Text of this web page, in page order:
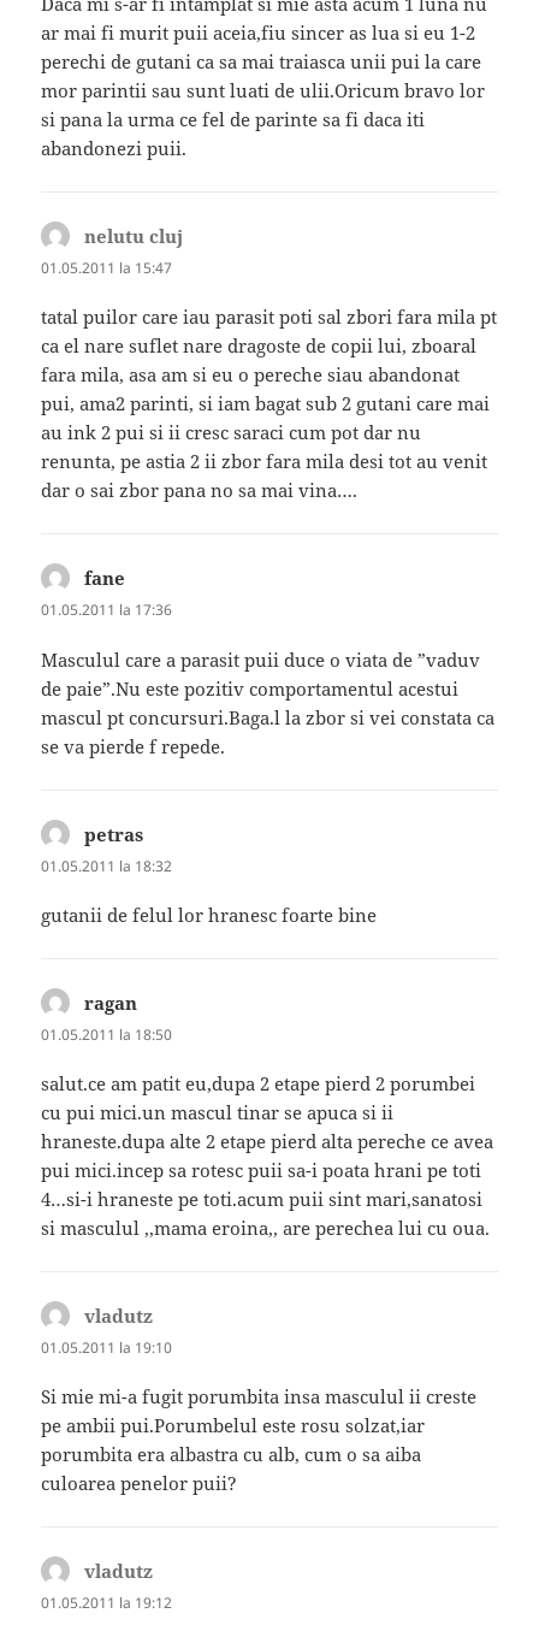
ar mai fi murit puii aceia,fiu sincer as lua si eu 1-2
perechi de gutani ca sa mai traiasca unii pui la care
mor parintii sau sunt luati de ulii.Oricum bravo lor
si pana la urma ce fel de parinte sa fi daca iti
abandonezi puii.
nelutu cluj
01.05.2011 la 15:47
tatal puilor care iau parasit poti sal zbori fara mila pt
ca el nare suflet nare dragoste de copii lui, zboaral
fara mila, asa am si eu o pereche siau abandonat
pui, ama2 parinti, si iam bagat sub 2 gutani care mai
au ink 2 pui si ii cresc saraci cum pot dar nu
renunta, pe astia 2 ii zbor fara mila desi tot au venit
dar o sai zbor pana no sa mai vina….
fane
01.05.2011 la 17:36
Masculul care a parasit puii duce o viata de ”vaduv
de paie”.Nu este pozitiv comportamentul acestui
mascul pt concursuri.Baga.l la zbor si vei constata ca
se va pierde f repede.
petras
01.05.2011 la 18:32
gutanii de felul lor hranesc foarte bine
ragan
01.05.2011 la 18:50
salut.ce am patit eu,dupa 2 etape pierd 2 porumbei
cu pui mici.un mascul tinar se apuca si ii
hraneste.dupa alte 2 etape pierd alta pereche ce avea
pui mici.incep sa rotesc puii sa-i poata hrani pe toti
4…si-i hraneste pe toti.acum puii sint mari,sanatosi
si masculul ,,mama eroina,, are perechea lui cu oua.
vladutz
01.05.2011 la 19:10
Si mie mi-a fugit porumbita insa masculul ii creste
pe ambii pui.Porumbelul este rosu solzat,iar
porumbita era albastra cu alb, cum o sa aiba
culoarea penelor puii?
vladutz
01.05.2011 la 19:12